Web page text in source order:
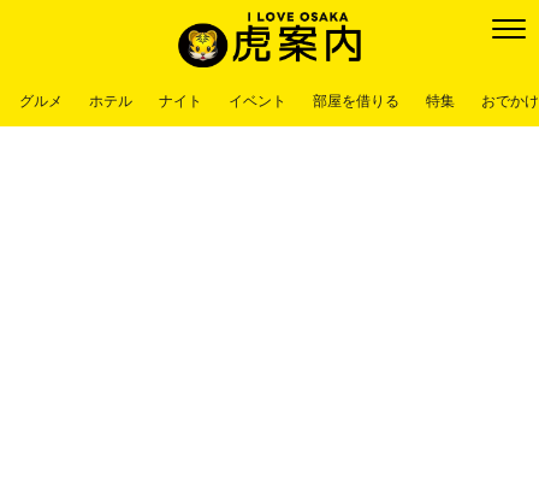
グルメ ホテル ナイト イベント 部屋を借りる 特集 おでか